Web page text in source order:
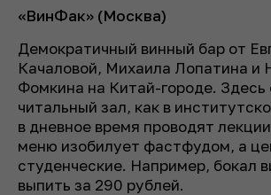
«ВинФак» (Москва)
Демократичный винный бар от
Качаловой, Михаила Лопатина и
Фомкина на Китай-городе. Здесь
читальный зал, как в
в дневное время проводят
меню изобилует фастфудом, а
студенческие. Например, бокал
выпить за 290 рублей.